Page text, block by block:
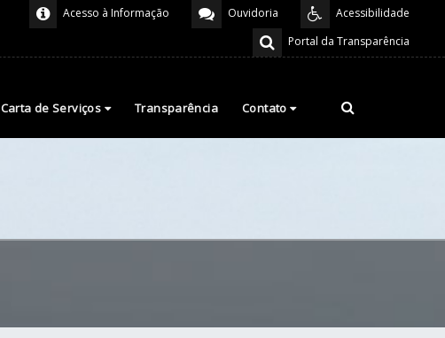
Acessibilidade
Ouvidoria
Acesso à Informação
Portal da Transparência
Carta de Serviços Transparência Contato